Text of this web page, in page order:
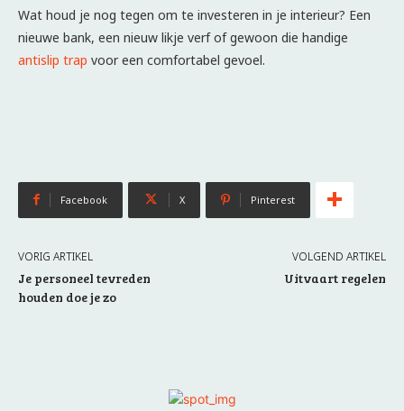
Wat houd je nog tegen om te investeren in je interieur? Een
nieuwe bank, een nieuw likje verf of gewoon die handige
antislip trap voor een comfortabel gevoel.
Facebook X Pinterest
VORIG ARTIKEL
Je personeel tevreden
houden doe je zo
VOLGEND ARTIKEL
Uitvaart regelen